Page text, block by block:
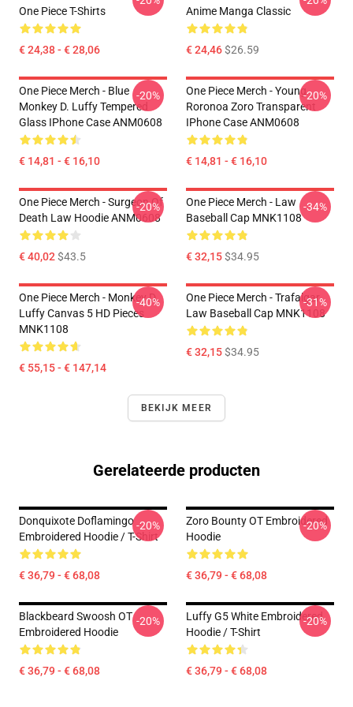
One Piece T-Shirts
€ 24,38 - € 28,06
Anime Manga Classic
€ 24,46$26.59
One Piece Merch - Blue
Monkey D. Luffy Tempered
Glass IPhone Case ANM0608
€ 14,81 - € 16,10
-20%
One Piece Merch - Young
Roronoa Zoro Transparent
IPhone Case ANM0608
€ 14,81 - € 16,10
-20%
One Piece Merch - Surgeon Of
Death Law Hoodie ANM0608
€ 40,02$43.5
-20%
One Piece Merch - Law
Baseball Cap MNK1108
€ 32,15$34.95
-34%
One Piece Merch - Monkey D.
Luffy Canvas 5 HD Pieces
MNK1108
€ 55,15 - € 147,14
-40%
One Piece Merch - Trafalgar
Law Baseball Cap MNK1108
€ 32,15$34.95
-31%
BEKIJK MEER
Gerelateerde producten
Donquixote Doflamingo
Embroidered Hoodie / T-Shirt
€ 36,79 - € 68,08
-20%
Zoro Bounty OT Embroidered
Hoodie
€ 36,79 - € 68,08
-20%
Blackbeard Swoosh OT
Embroidered Hoodie
€ 36,79 - € 68,08
-20%
Luffy G5 White Embroidered
Hoodie / T-Shirt
€ 36,79 - € 68,08
-20%